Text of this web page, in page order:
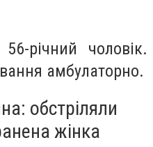
річний чоловік.
амбулаторно.
обстріляли
жінка